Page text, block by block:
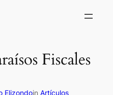
Fiscales
Elizondoin Artículos